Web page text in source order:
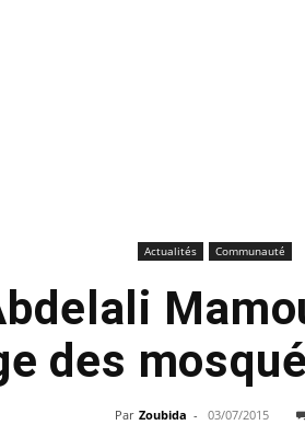
Actualités Communauté
des
Par Zoubida - 03/07/2015